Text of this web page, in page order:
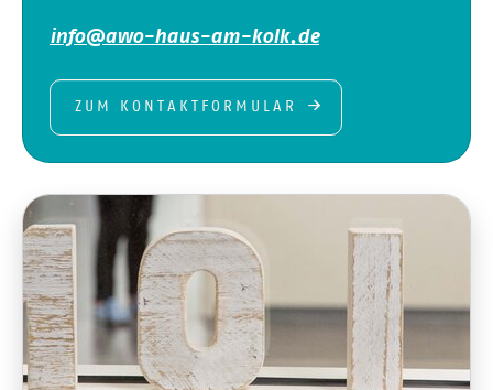
info@awo-haus-am-kolk.de
ZUM KONTAKTFORMULAR